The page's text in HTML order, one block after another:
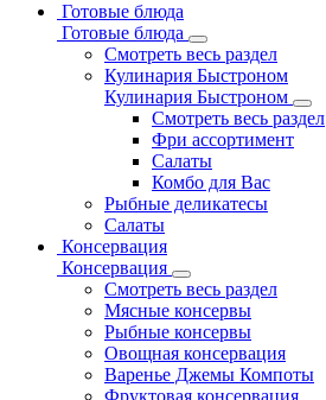
Готовые блюда
Готовые блюда
Смотреть весь раздел
Кулинария Быстроном
Кулинария Быстроном
Смотреть весь раздел
Фри ассортимент
Салаты
Комбо для Вас
Рыбные деликатесы
Салаты
Консервация
Консервация
Смотреть весь раздел
Мясные консервы
Рыбные консервы
Овощная консервация
Варенье Джемы Компоты
Фруктовая консервация